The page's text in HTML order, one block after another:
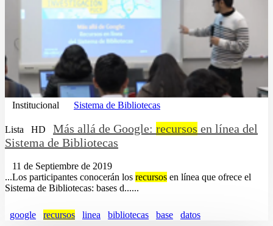
Institucional Sistema de Bibliotecas
Lista HD Más allá de Google: recursos en línea del
Sistema de Bibliotecas
11 de Septiembre de 2019
...Los participantes conocerán los recursos en línea que ofrece el
Sistema de Bibliotecas: bases d......
google recursos linea bibliotecas base datos